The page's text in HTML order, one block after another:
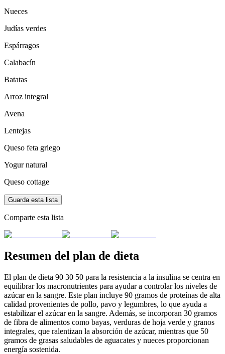
Nueces
Judías verdes
Espárragos
Calabacín
Batatas
Arroz integral
Avena
Lentejas
Queso feta griego
Yogur natural
Queso cottage
Guarda esta lista
Comparte esta lista
Resumen del plan de dieta
El plan de dieta 90 30 50 para la resistencia a la insulina se centra en
equilibrar los macronutrientes para ayudar a controlar los niveles de
azúcar en la sangre. Este plan incluye 90 gramos de proteínas de alta
calidad provenientes de pollo, pavo y legumbres, lo que ayuda a
estabilizar el azúcar en la sangre. Además, se incorporan 30 gramos
de fibra de alimentos como bayas, verduras de hoja verde y granos
integrales, que ralentizan la absorción de azúcar, mientras que 50
gramos de grasas saludables de aguacates y nueces proporcionan
energía sostenida.